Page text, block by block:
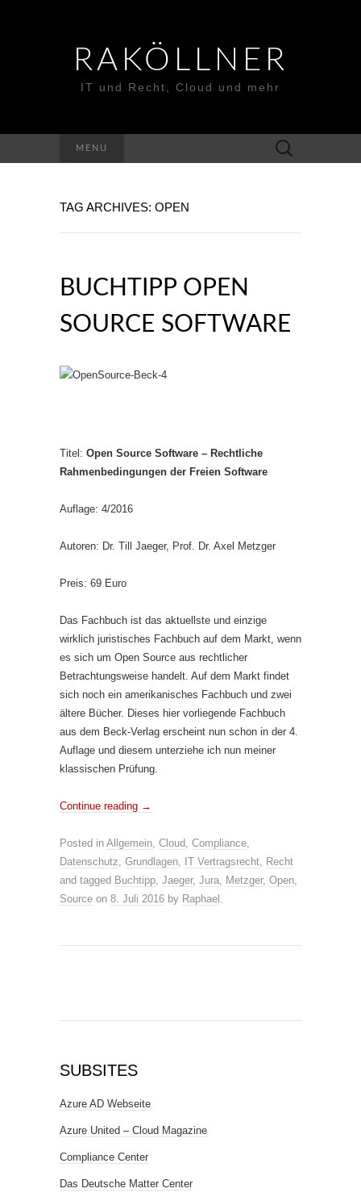
RAKÖLLNER
IT und Recht, Cloud und mehr
MENU
Suchen
nach:
TAG ARCHIVES: OPEN
BUCHTIPP OPEN
SOURCE SOFTWARE
Titel: Open Source Software – Rechtliche
Rahmenbedingungen der Freien Software
Auflage: 4/2016
Autoren: Dr. Till Jaeger, Prof. Dr. Axel Metzger
Preis: 69 Euro
Das Fachbuch ist das aktuellste und einzige
wirklich juristisches Fachbuch auf dem Markt, wenn
es sich um Open Source aus rechtlicher
Betrachtungsweise handelt. Auf dem Markt findet
sich noch ein amerikanisches Fachbuch und zwei
ältere Bücher. Dieses hier vorliegende Fachbuch
aus dem Beck-Verlag erscheint nun schon in der 4.
Auflage und diesem unterziehe ich nun meiner
klassischen Prüfung.
Continue reading →
Posted in Allgemein, Cloud, Compliance,
Datenschutz, Grundlagen, IT Vertragsrecht, Recht
and tagged Buchtipp, Jaeger, Jura, Metzger, Open,
Source on 8. Juli 2016 by Raphael .
SUBSITES
Azure AD Webseite
Azure United – Cloud Magazine
Compliance Center
Das Deutsche Matter Center